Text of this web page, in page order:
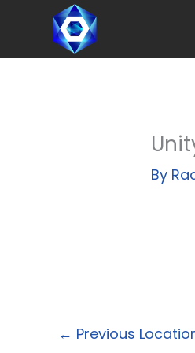
content
By
← Previous